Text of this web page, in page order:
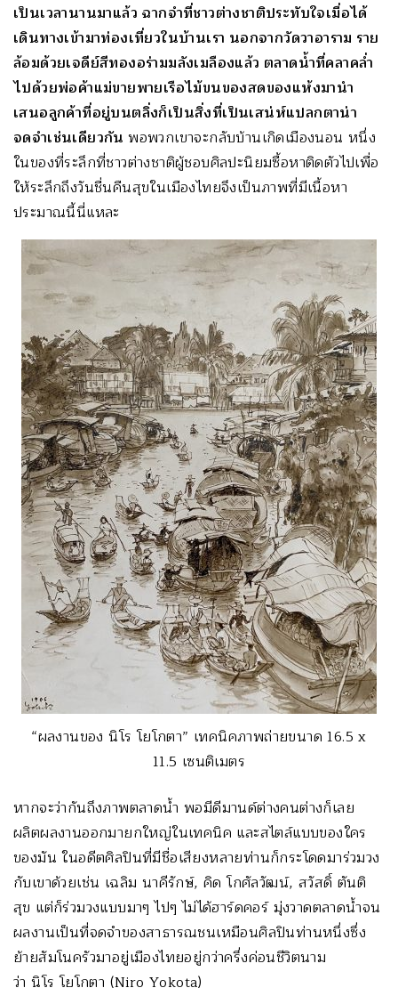
เป็นเวลานานมาแล้ว ฉากจำที่ชาวต่างชาติประทับใจเมื่อได้
เดินทางเข้ามาท่องเที่ยวในบ้านเรา นอกจากวัดวาอาราม ราย
ล้อมด้วยเจดีย์สีทองอร่ามมลังเมลืองแล้ว ตลาดน้ำที่คลาคล่ำ
ไปด้วยพ่อค้าแม่ขายพายเรือไม้ขนของสดของแห้งมานำ
เสนอลูกค้าที่อยู่บนตลิ่งก็เป็นสิ่งที่เป็นเสน่ห์แปลกตาน่า
จดจำเช่นเดียวกันพอพวกเขาจะกลับบ้านเกิดเมืองนอน หนึ่ง
ในของที่ระลึกที่ชาวต่างชาติผู้ชอบศิลปะนิยมซื้อหาติดตัวไปเพื่อ
ให้ระลึกถึงวันชื่นคืนสุขในเมืองไทยจึงเป็นภาพที่มีเนื้อหา
ประมาณนี้นี่แหละ
“ผลงานของ นิโร โยโกตา” เทคนิคภาพถ่ายขนาด 16.5 x
11.5 เซนติเมตร
หากจะว่ากันถึงภาพตลาดน้ำ พอมีดีมานด์ต่างคนต่างก็เลย
ผลิตผลงานออกมายกใหญ่ในเทคนิค และสไตล์แบบของใคร
ของมัน ในอดีตศิลปินที่มีชื่อเสียงหลายท่านก็กระโดดมาร่วมวง
กับเขาด้วยเช่น เฉลิม นาคีรักษ์, คิด โกศัลวัฒน์, สวัสดิ์ ตันติ
สุข แต่ก็ร่วมวงแบบมาๆ ไปๆ ไม่ได้ฮาร์ดคอร์ มุ่งวาดตลาดน้ำจน
ผลงานเป็นที่จดจำของสาธารณชนเหมือนศิลปินท่านหนึ่งซึ่ง
ย้ายสัมโนครัวมาอยู่เมืองไทยอยู่กว่าครึ่งค่อนชีวิตนาม
ว่า นิโร โยโกตา (Niro Yokota)